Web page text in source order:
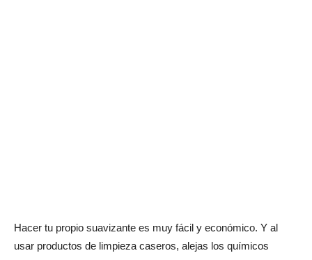
Hacer tu propio suavizante es muy fácil y económico. Y al
usar productos de limpieza caseros, alejas los químicos